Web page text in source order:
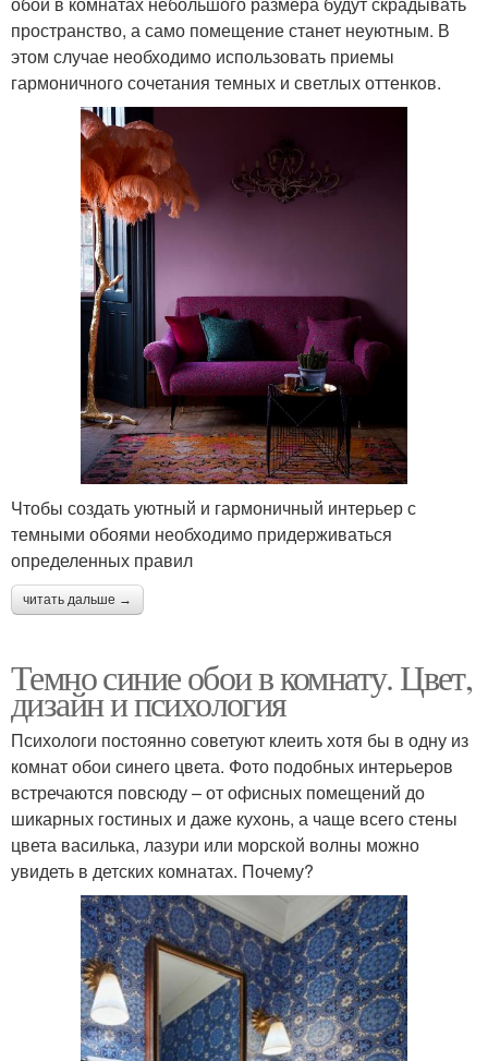
пространство, а само помещение станет неуютным. В
этом случае необходимо использовать приемы
гармоничного сочетания темных и светлых оттенков.
Чтобы создать уютный и гармоничный интерьер с
темными обоями необходимо придерживаться
определенных правил
читать дальше →
Темно синие обои в комнату. Цвет,
дизайн и психология
Психологи постоянно советуют клеить хотя бы в одну из
комнат обои синего цвета. Фото подобных интерьеров
встречаются повсюду – от офисных помещений до
шикарных гостиных и даже кухонь, а чаще всего стены
цвета василька, лазури или морской волны можно
увидеть в детских комнатах. Почему?